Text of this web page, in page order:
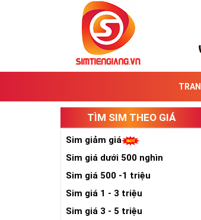
TÌM SIM THEO GIÁ
Sim giảm giá
Sim giá dưới 500 nghìn
Sim giá 500 -1 triệu
Sim giá 1 - 3 triệu
Sim giá 3 - 5 triệu